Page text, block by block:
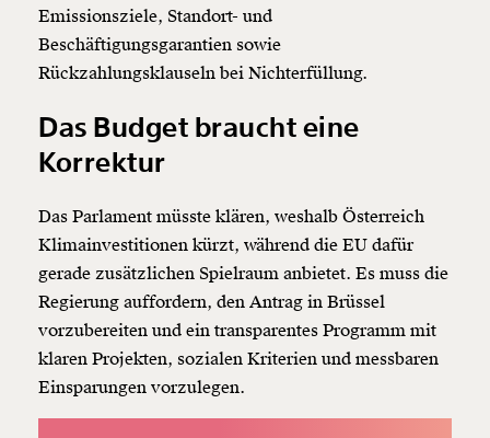
Emissionsziele, Standort- und
Beschäftigungsgarantien sowie
Rückzahlungsklauseln bei Nichterfüllung.
Das Budget braucht eine
Korrektur
Das Parlament müsste klären, weshalb Österreich
Klimainvestitionen kürzt, während die EU dafür
gerade zusätzlichen Spielraum anbietet. Es muss die
Regierung auffordern, den Antrag in Brüssel
vorzubereiten und ein transparentes Programm mit
klaren Projekten, sozialen Kriterien und messbaren
Einsparungen vorzulegen.